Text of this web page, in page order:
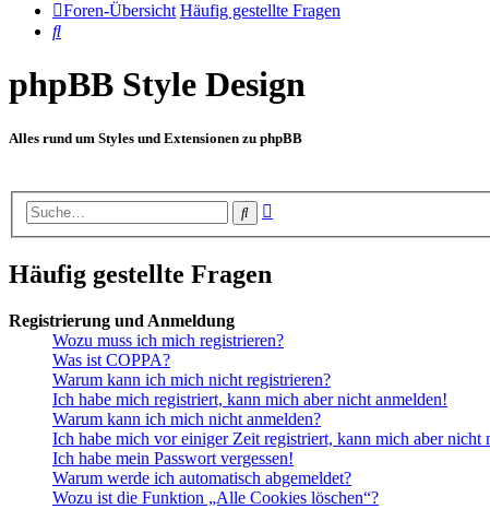
Foren-Übersicht Häufig gestellte Fragen
Suche
phpBB Style Design
Alles rund um Styles und Extensionen zu phpBB
Suche
Häufig gestellte Fragen
Registrierung und Anmeldung
Wozu muss ich mich registrieren?
Was ist COPPA?
Warum kann ich mich nicht registrieren?
Ich habe mich registriert, kann mich aber nicht anmelden!
Warum kann ich mich nicht anmelden?
Ich habe mich vor einiger Zeit registriert, kann mich aber nicht
Ich habe mein Passwort vergessen!
Warum werde ich automatisch abgemeldet?
Wozu ist die Funktion „Alle Cookies löschen“?